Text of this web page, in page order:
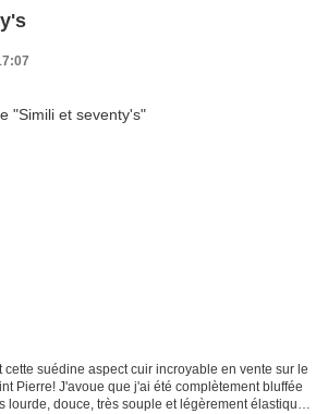
cette suédine aspect cuir incroyable en vente sur le
Pierre! J'avoue que j'ai été complètement bluffée
lourde, douce, très souple et légèrement élastique,